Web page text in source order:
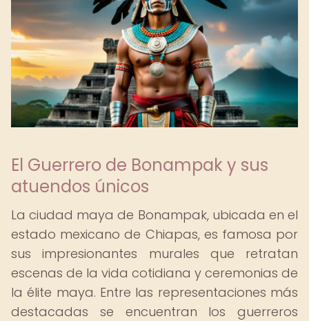
El Guerrero de Bonampak y sus
atuendos únicos
La ciudad maya de Bonampak, ubicada en el
estado mexicano de Chiapas, es famosa por
sus impresionantes murales que retratan
escenas de la vida cotidiana y ceremonias de
la élite maya. Entre las representaciones más
destacadas se encuentran los guerreros